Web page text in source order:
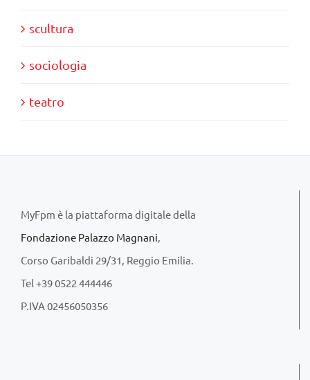
scultura
sociologia
teatro
MyFpm è la piattaforma digitale della
Fondazione Palazzo Magnani,
Corso Garibaldi 29/31, Reggio Emilia.
Tel +39 0522 444446
P.IVA 02456050356